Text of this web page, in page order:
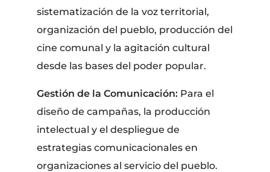
sistematización de la voz territorial,
organización del pueblo, producción del
cine comunal y la agitación cultural
desde las bases del poder popular.
Gestión de la Comunicación: Para el
diseño de campañas, la producción
intelectual y el despliegue de
estrategias comunicacionales en
organizaciones al servicio del pueblo.